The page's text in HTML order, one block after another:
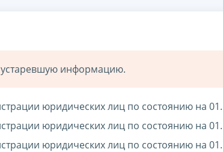
устаревшую информацию.
юридических лиц по состоянию на
юридических лиц по состоянию на
юридических лиц по состоянию на